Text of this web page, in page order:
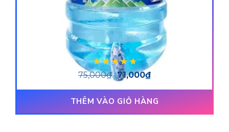
Được xếp hạng
5.005 sao
75,000₫ 71,000₫
THÊM VÀO GIỎ HÀNG